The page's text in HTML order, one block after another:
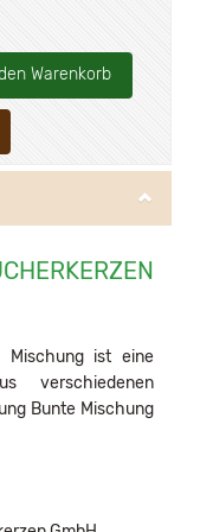
Warenkorb
Mischung ist eine
verschiedenen
Bunte Mischung